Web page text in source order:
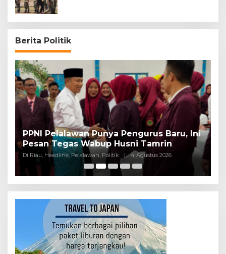
Berita Politik
PPNI Pelalawan Punya Pengurus Baru, Ini
Pesan Tegas Wabup Husni Tamrin
Di Riau, Headline, Pelalawan, Politik | 4 Agustus 2026